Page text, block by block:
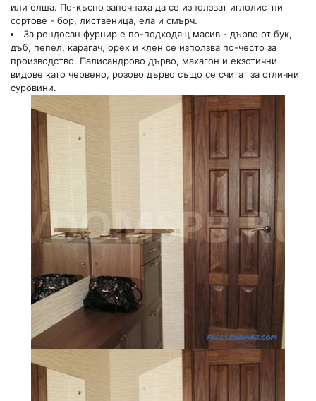
или елша. По-късно започнаха да се използват иглолистни
сортове - бор, лиственица, ела и смърч.
За рендосан фурнир е по-подходящ масив - дърво от бук,
дъб, пепел, карагач, орех и клен се използва по-често за
производство. Палисандрово дърво, махагон и екзотични
видове като червено, розово дърво също се считат за отлични
суровини.